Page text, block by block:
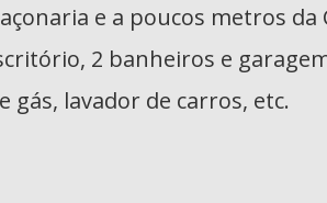
e a poucos metros
2 banheiros e
gás, lavador de carros, etc.